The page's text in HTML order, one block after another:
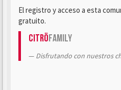
El registro y acceso a esta
gratuito.
CitröFamily
Disfrutando con nuestros